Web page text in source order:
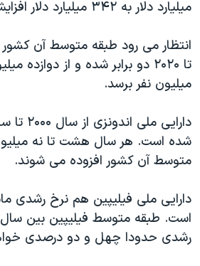
میلیارد دلار به ۳۴۲ میلیارد دلار افزایش یافته است.
تا ۲۰۲۰ دو برابر شده و از
میلیون نفر برسد.
شده است. هر سال هشت تا نه
متوسط آن کشور افزوده می شوند.
دارایی ملی فیلیپین هم نرخ رشدی
رشدی حدودا چهل و دو درصدی